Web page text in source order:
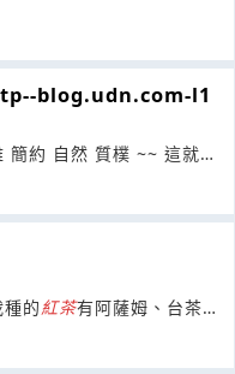
blog.udn.com-l1
簡約 自然 質樸 ~~ 這就是
的紅茶有阿薩姆、台茶七